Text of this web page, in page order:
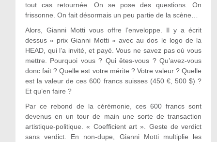
tout cas retournée. On se pose des questions. On
frissonne. On fait désormais un peu partie de la scène…
Alors, Gianni Motti vous offre l’enveloppe. Il y a écrit
dessus « prix Gianni Motti » avec au dos le logo de la
HEAD, qui l’a invité, et payé. Vous ne savez pas où vous
mettre. Pourquoi vous ? Qui êtes-vous ? Qu’avez-vous
donc fait ? Quelle est votre mérite ? Votre valeur ? Quelle
est la valeur de ces 600 francs suisses (450 €, 500 $) ?
Et qu’en faire ?
Par ce rebond de la cérémonie, ces 600 francs sont
devenus en un tour de main une sorte de transaction
artistique-politique. « Coefficient art ». Geste de verdict
sans verdict. En non-dupe, Gianni Motti multiplie les